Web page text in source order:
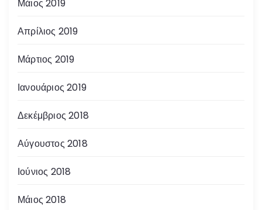
Μάιος 2019
Απρίλιος 2019
Μάρτιος 2019
Ιανουάριος 2019
Δεκέμβριος 2018
Αύγουστος 2018
Ιούνιος 2018
Μάιος 2018